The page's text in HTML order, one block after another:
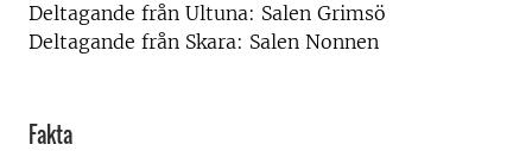
Deltagande från Ultuna: Salen Grimsö
Deltagande från Skara: Salen Nonnen
Fakta